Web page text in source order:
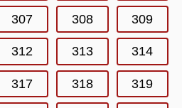
307 308 309
312 313 314
317 318 319